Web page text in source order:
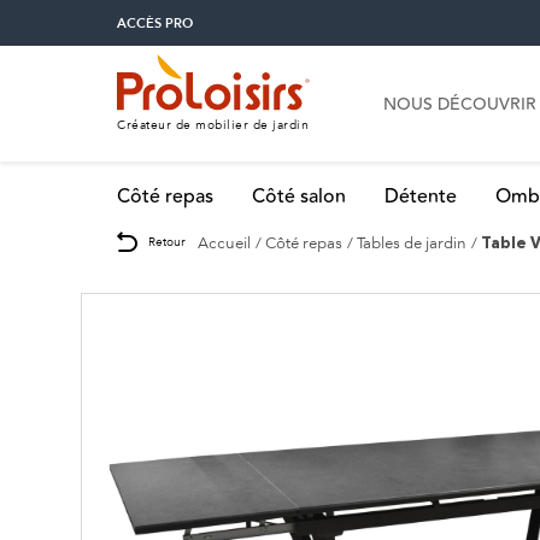
ACCÈS PRO
Créateur de mobilier de jardin
NOUS DÉCOUVRIR
Côté repas Côté salon Détente
Retour Accueil Côté repas Tables de jardin Table